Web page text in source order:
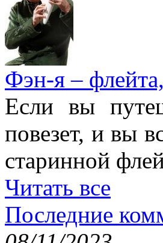
Фэн-я –
Если вы
повезет, и вы
старинной
Читать все
Последние